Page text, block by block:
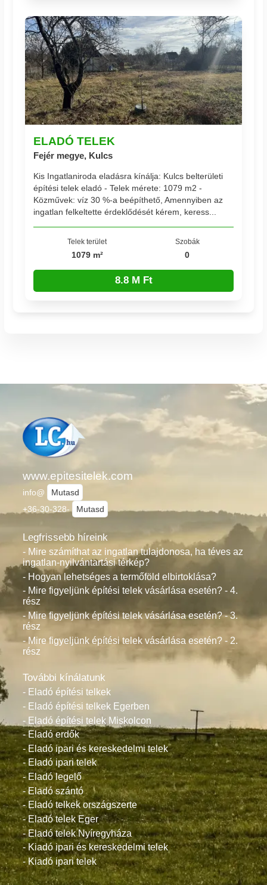
ELADÓ TELEK
Fejér megye, Kulcs
Kis Ingatlaniroda eladásra kínálja: Kulcs belterületi
építési telek eladó - Telek mérete: 1079 m2 -
Közművek: víz 30 %-a beépíthető, Amennyiben az
ingatlan felkeltette érdeklődését kérem, keress...
Telek terület
1079 m²
Szobák
0
8.8 M Ft
www.epitesitelek.com
info@
Mutasd
+36-30-328-
Mutasd
Legfrissebb híreink
- Mire számíthat az ingatlan tulajdonosa, ha téves az
ingatlan-nyilvántartási térkép?
- Hogyan lehetséges a termőföld elbirtoklása?
- Mire figyeljünk építési telek vásárlása esetén? - 4.
rész
- Mire figyeljünk építési telek vásárlása esetén? - 3.
rész
- Mire figyeljünk építési telek vásárlása esetén? - 2.
rész
További kínálatunk
- Eladó építési telkek
- Eladó építési telkek Egerben
- Eladó építési telek Miskolcon
- Eladó erdők
- Eladó ipari és kereskedelmi telek
- Eladó ipari telek
- Eladó legelő
- Eladó szántó
- Eladó telkek országszerte
- Eladó telek Eger
- Eladó telek Nyíregyháza
- Kiadó ipari és kereskedelmi telek
- Kiadó ipari telek